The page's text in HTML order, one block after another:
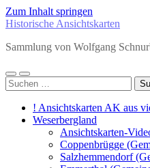
Zum Inhalt springen
Historische Ansichtskarten
Sammlung von Wolfgang
Mobile-
Menü
Suchfeld
ein-/ausblenden
Suchen
nach:
! Ansichtskarten AK aus
Weserbergland
Ansichtskarten-
Coppenbrügge
Salzhemmendorf